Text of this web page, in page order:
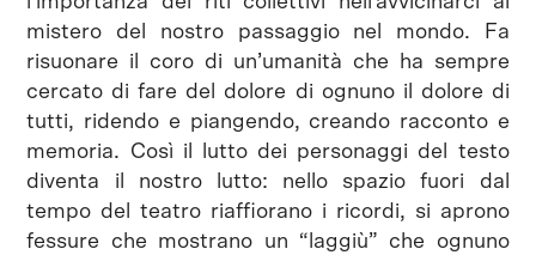
mistero del nostro passaggio nel mondo. Fa
risuonare il coro di un’umanità che ha sempre
cercato di fare del dolore di ognuno il dolore di
tutti, ridendo e piangendo, creando racconto e
memoria. Così il lutto dei personaggi del testo
diventa il nostro lutto: nello spazio fuori dal
tempo del teatro riaffiorano i ricordi, si aprono
fessure che mostrano un “laggiù” che ognuno